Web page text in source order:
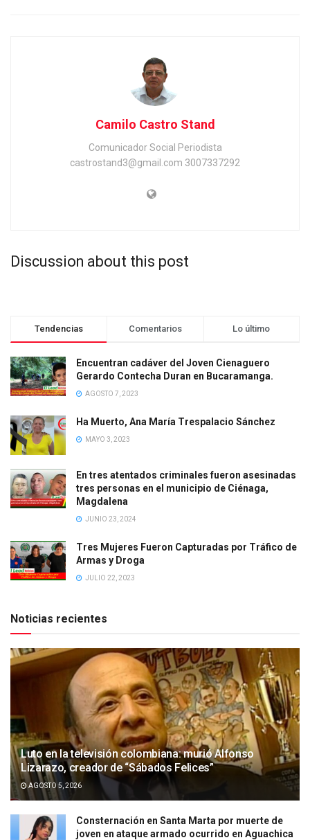
Camilo Castro Stand
Comunicador Social Periodista
castrostand3@gmail.com 3007337292
Discussion about this post
Tendencias Comentarios Lo último
Encuentran cadáver del Joven Cienaguero
Gerardo Contecha Duran en Bucaramanga.
AGOSTO 7, 2023
Ha Muerto, Ana María Trespalacio Sánchez
MAYO 3, 2023
En tres atentados criminales fueron asesinadas
tres personas en el municipio de Ciénaga,
Magdalena
JUNIO 23, 2024
Tres Mujeres Fueron Capturadas por Tráfico de
Armas y Droga
JULIO 22, 2023
Noticias recientes
Luto en la televisión colombiana: murió Alfonso
Lizarazo, creador de “Sábados Felices”
AGOSTO 5, 2026
Consternación en Santa Marta por muerte de
joven en ataque armado ocurrido en Aguachica